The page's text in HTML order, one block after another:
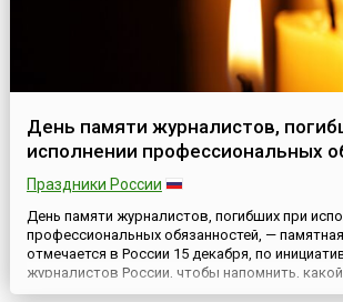
День памяти журналистов,
исполнении профессиональных
Праздники России
День памяти журналистов, погибших при
профессиональных обязанностей, —
отмечается в России 15 декабря, по
журналистов России, чтобы напомнить,
общества вносят журналисты, профессия